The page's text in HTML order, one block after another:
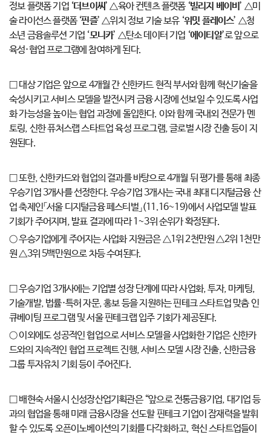
정보 플랫폼 기업 ‘더브이씨’ △육아 컨텐츠 플랫폼 ‘빌리지 베이비’ △미
술 라이선스 플랫폼 ‘핀즐’ △위치 정보 기술 보유 ‘위밋 플레이스’ △청
소년 금융솔루션 기업 ‘모니카’ △탄소 데이터 기업 ‘에이티알’로 앞으로
육성·협업 프로그램에 참여하게 된다.
□ 대상 기업은 앞으로 4개월 간 신한카드 현직 부서와 함께 혁신기술을
숙성시키고 서비스 모델을 발전시켜 금융 시장에 선보일 수 있도록 사업
화 가능성을 높이는 협업 과정에 돌입한다. 이와 함께 국내외 전문가 멘
토링, 신한 퓨처스랩 스타트업 육성 프로그램, 글로벌 시장 진출 등이 지
원된다.
□ 또한, 신한카드와 협업의 결과를 바탕으로 4개월 뒤 평가를 통해 최종
우승기업 3개사를 선정한다. 우승기업 3개사는 국내 최대 디지털금융 산
업 축제인「서울 디지털금융 페스티벌」(11.16~19)에서 사업모델 발표
기회가 주어지며, 발표 결과에 따라 1~3위 순위가 확정된다.
○ 우승기업에게 주어지는 사업화 지원금은 △1위 2천만원 △2위 1천만
원 △3위 5백만원으로 차등 수여된다.
□ 우승기업 3개사에는 기업별 성장 단계에 따라 사업화, 투자, 마케팅,
기술개발, 법률·특허 자문, 홍보 등을 지원하는 핀테크 스타트업 맞춤 인
큐베이팅 프로그램 및 서울 핀테크랩 입주 기회가 제공된다.
○ 이외에도 성공적인 협업으로 서비스 모델을 사업화한 기업은 신한카
드와의 지속적인 협업 프로젝트 진행, 서비스 모델 시장 진출, 신한금융
그룹 투자유치 기회 등이 주어진다.
□ 배현숙 서울시 신성장산업기획관은 “앞으로 전통금융기업, 대기업 등
과의 협업을 통해 미래 금융시장을 선도할 핀테크 기업이 잠재력을 발휘
할 수 있도록 오픈이노베이션의 기회를 다각화하고, 혁신 스타트업들이